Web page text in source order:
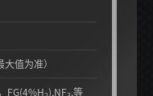
值为准）
，FG(4%H ),NF ,等